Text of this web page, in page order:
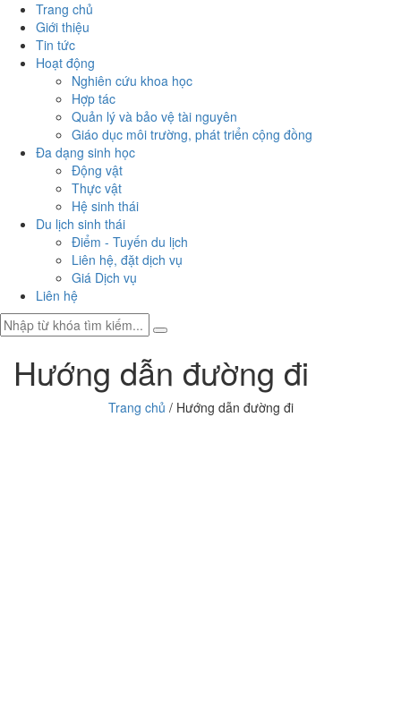
Trang chủ
Giới thiệu
Tin tức
Hoạt động
Nghiên cứu khoa học
Hợp tác
Quản lý và bảo vệ tài nguyên
Giáo dục môi trường, phát triển cộng đồng
Đa dạng sinh học
Động vật
Thực vật
Hệ sinh thái
Du lịch sinh thái
Điểm - Tuyến du lịch
Liên hệ, đặt dịch vụ
Giá Dịch vụ
Liên hệ
Hướng dẫn đường đi
Trang chủ / Hướng dẫn đường đi